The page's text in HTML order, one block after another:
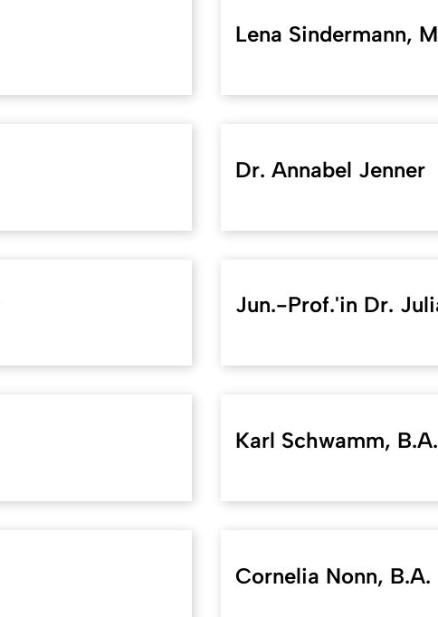
Lena Sindermann,
Dr. Annabel Jenner
Jun.-Prof.'in Dr.
Karl Schwamm, B.A.
Cornelia Nonn, B.A.